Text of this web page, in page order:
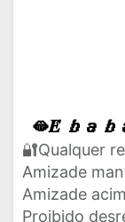
🔐Qualquer
Amizade
Amizade
Proibido